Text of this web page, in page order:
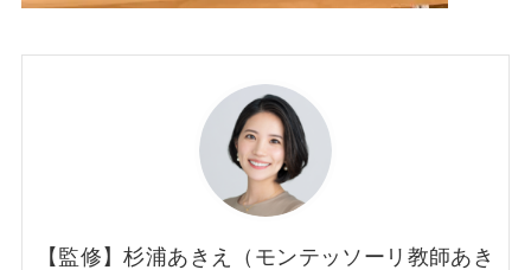
【監修】杉浦あきえ（モンテッソーリ教師あき